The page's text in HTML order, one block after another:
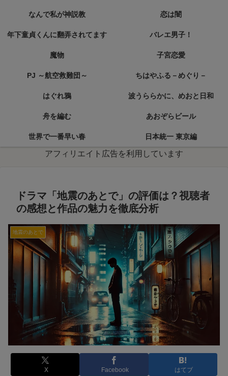
なんで私が神説教 恋は闇
年下童貞くんに翻弄されてます バレエ男子！
魔物 子宮恋愛
PJ ～航空救難団～ ちはやふる－めぐり－
はぐれ鴉 波うららかに、めおと日和
舟を編む あおぞらビール
世界で一番早い春 日本統一 東京編
アフィリエイト広告を利用しています
ドラマ「地震のあとで」の評価は？視聴者
の感想と作品の魅力を徹底分析
地震のあとで
X Facebook はてブ